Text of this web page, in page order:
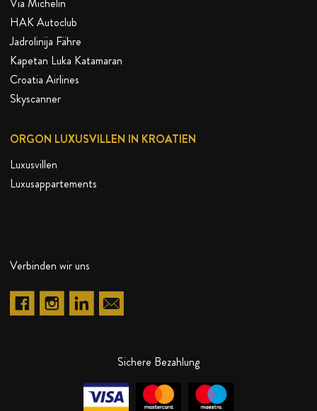
HAK Autoclub
Jadrolinija Fähre
Kapetan Luka Katamaran
Croatia Airlines
Skyscanner
ORGON LUXUSVILLEN IN KROATIEN
Luxusvillen
Luxusappartements
Verbinden wir uns
Sichere Bezahlung